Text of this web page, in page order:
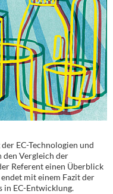
EC-Technologien und
Vergleich der
Referent einen Überblick
mit einem Fazit der
in EC-Entwicklung.